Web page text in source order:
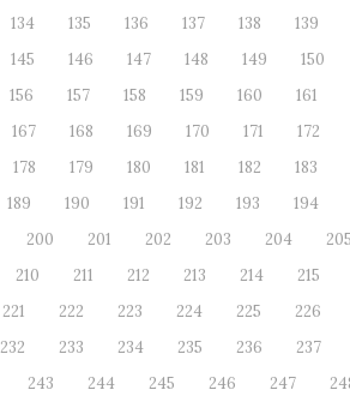
134 135 136 137 138
139
145 146 147 148 149
150
156 157 158 159 160
161
167 168 169 170 171
172
178 179 180 181 182
183
189 190 191 192 193
194
200 201 202 203 204
210 211 212 213 214
215
221 222 223 224 225
226
232 233 234 235 236
237
243 244 245 246 247